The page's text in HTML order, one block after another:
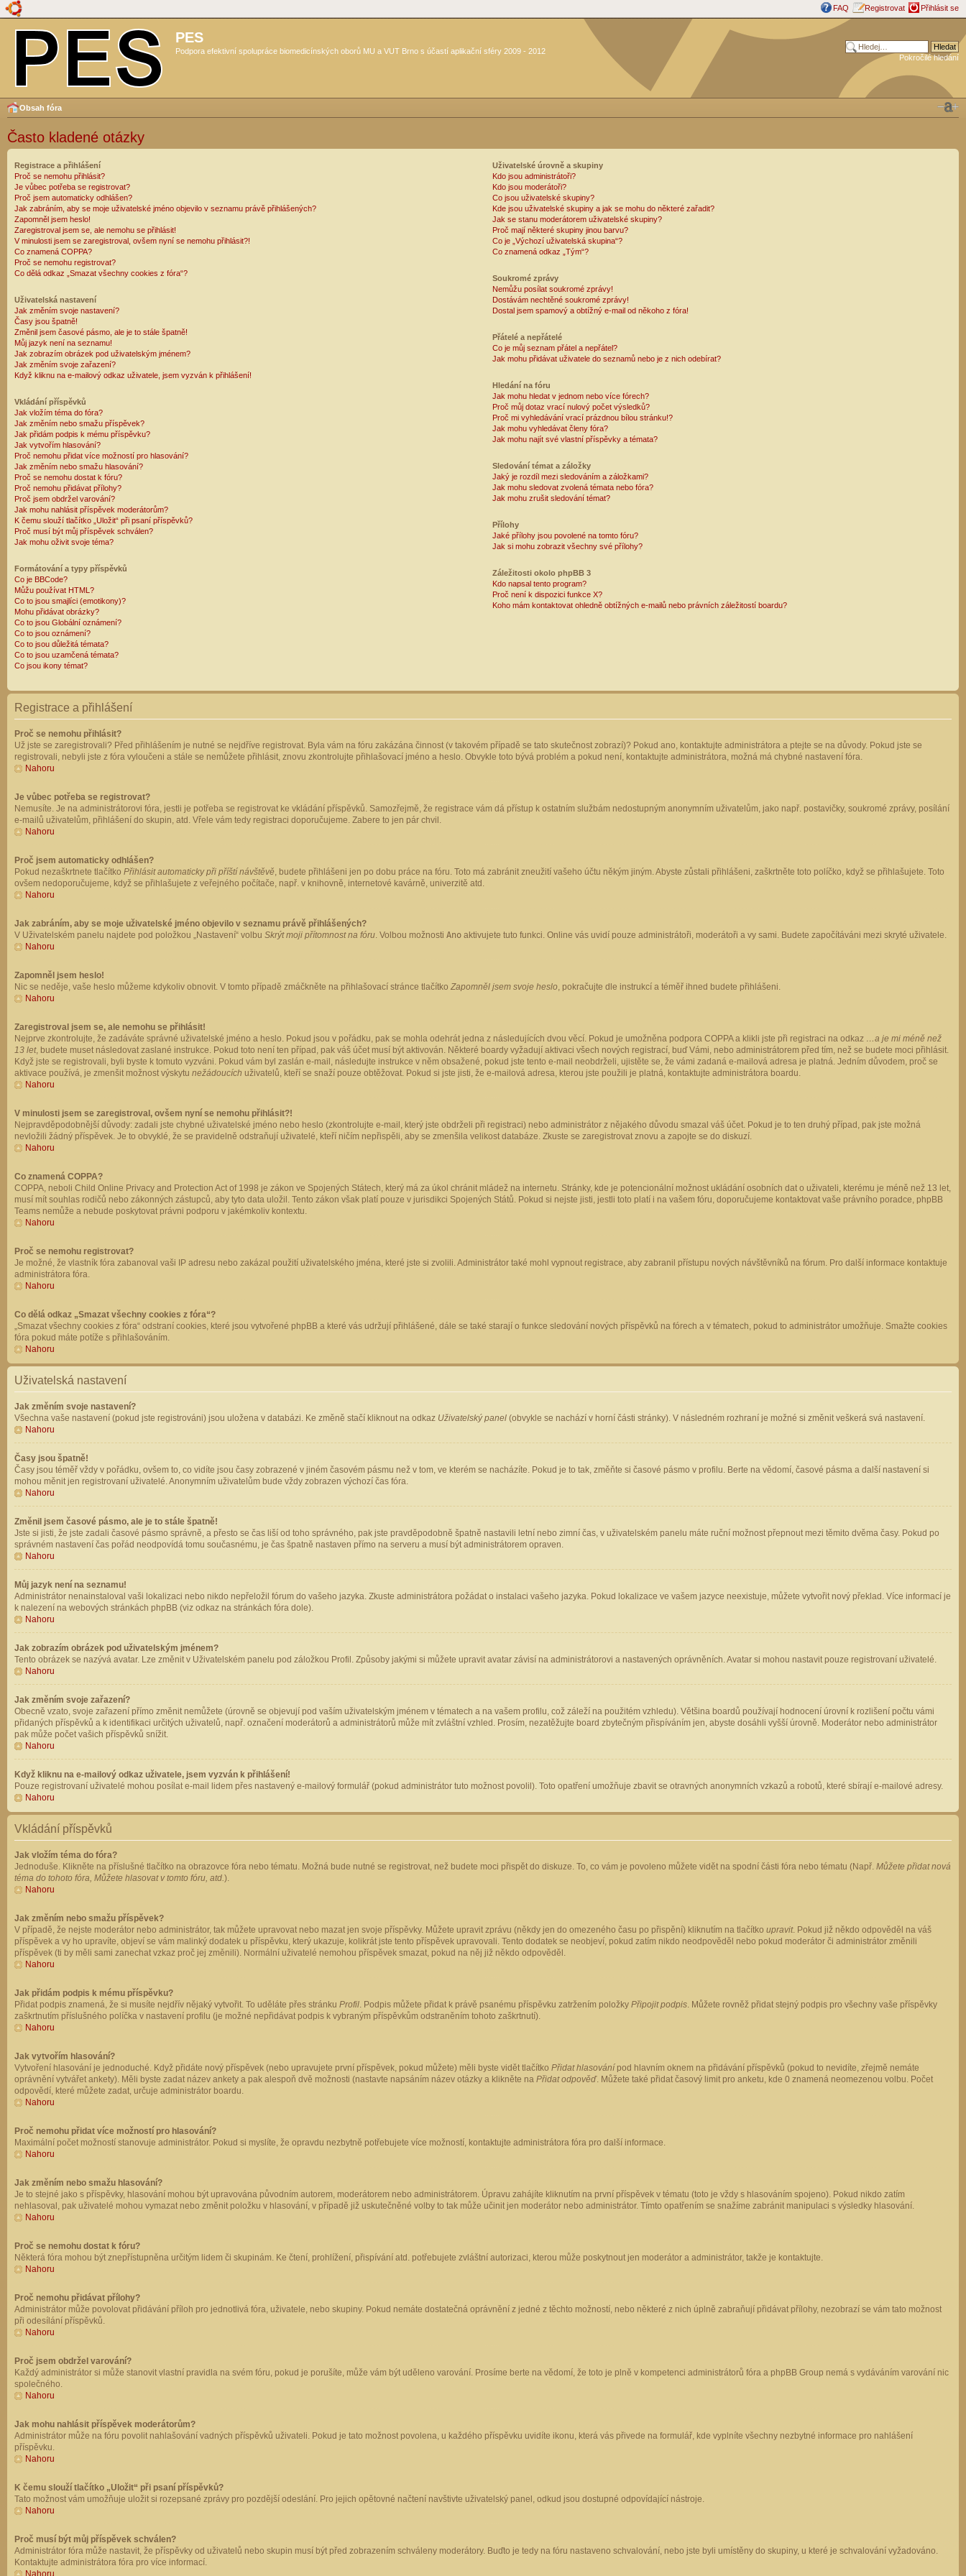
FAQ Registrovat Přihlásit se
PES
Podpora efektivní spolupráce biomedicínských oborů MU a VUT Brno s účastí aplikační sféry 2009 - 2012
Pokročilé hledání
Obsah fóra
Často kladené otázky
Registrace a přihlášení
Proč se nemohu přihlásit?
Je vůbec potřeba se registrovat?
Proč jsem automaticky odhlášen?
Jak zabráním, aby se moje uživatelské jméno objevilo v seznamu právě přihlášených?
Zapomněl jsem heslo!
Zaregistroval jsem se, ale nemohu se přihlásit!
V minulosti jsem se zaregistroval, ovšem nyní se nemohu přihlásit?!
Co znamená COPPA?
Proč se nemohu registrovat?
Co dělá odkaz „Smazat všechny cookies z fóra“?
Uživatelská nastavení
Jak změním svoje nastavení?
Časy jsou špatně!
Změnil jsem časové pásmo, ale je to stále špatně!
Můj jazyk není na seznamu!
Jak zobrazím obrázek pod uživatelským jménem?
Jak změním svoje zařazení?
Když kliknu na e-mailový odkaz uživatele, jsem vyzván k přihlášení!
Vkládání příspěvků
Jak vložím téma do fóra?
Jak změním nebo smažu příspěvek?
Jak přidám podpis k mému příspěvku?
Jak vytvořím hlasování?
Proč nemohu přidat více možností pro hlasování?
Jak změním nebo smažu hlasování?
Proč se nemohu dostat k fóru?
Proč nemohu přidávat přílohy?
Proč jsem obdržel varování?
Jak mohu nahlásit příspěvek moderátorům?
K čemu slouží tlačítko „Uložit“ při psaní příspěvků?
Proč musí být můj příspěvek schválen?
Jak mohu oživit svoje téma?
Formátování a typy příspěvků
Co je BBCode?
Můžu používat HTML?
Co to jsou smajlíci (emotikony)?
Mohu přidávat obrázky?
Co to jsou Globální oznámení?
Co to jsou oznámení?
Co to jsou důležitá témata?
Co to jsou uzamčená témata?
Co jsou ikony témat?
Uživatelské úrovně a skupiny
Kdo jsou administrátoři?
Kdo jsou moderátoři?
Co jsou uživatelské skupiny?
Kde jsou uživatelské skupiny a jak se mohu do některé zařadit?
Jak se stanu moderátorem uživatelské skupiny?
Proč mají některé skupiny jinou barvu?
Co je „Výchozí uživatelská skupina“?
Co znamená odkaz „Tým“?
Soukromé zprávy
Nemůžu posílat soukromé zprávy!
Dostávám nechtěné soukromé zprávy!
Dostal jsem spamový a obtížný e-mail od někoho z fóra!
Přátelé a nepřátelé
Co je můj seznam přátel a nepřátel?
Jak mohu přidávat uživatele do seznamů nebo je z nich odebírat?
Hledání na fóru
Jak mohu hledat v jednom nebo více fórech?
Proč můj dotaz vrací nulový počet výsledků?
Proč mi vyhledávání vrací prázdnou bílou stránku!?
Jak mohu vyhledávat členy fóra?
Jak mohu najít své vlastní příspěvky a témata?
Sledování témat a záložky
Jaký je rozdíl mezi sledováním a záložkami?
Jak mohu sledovat zvolená témata nebo fóra?
Jak mohu zrušit sledování témat?
Přílohy
Jaké přílohy jsou povolené na tomto fóru?
Jak si mohu zobrazit všechny své přílohy?
Záležitosti okolo phpBB 3
Kdo napsal tento program?
Proč není k dispozici funkce X?
Koho mám kontaktovat ohledně obtížných e-mailů nebo právních záležitostí boardu?
Registrace a přihlášení
Proč se nemohu přihlásit?
Už jste se zaregistrovali? Před přihlášením je nutné se nejdříve registrovat. Byla vám na fóru zakázána činnost (v takovém případě se tato skutečnost zobrazí)? Pokud ano, kontaktujte administrátora a ptejte se na důvody. Pokud jste se
registrovali, nebyli jste z fóra vyloučeni a stále se nemůžete přihlásit, znovu zkontrolujte přihlašovací jméno a heslo. Obvykle toto bývá problém a pokud není, kontaktujte administrátora, možná má chybné nastavení fóra.
Nahoru
Je vůbec potřeba se registrovat?
Nemusíte. Je na administrátorovi fóra, jestli je potřeba se registrovat ke vkládání příspěvků. Samozřejmě, že registrace vám dá přístup k ostatním službám nedostupným anonymním uživatelům, jako např. postavičky, soukromé zprávy, posílání
e-mailů uživatelům, přihlášení do skupin, atd. Vřele vám tedy registraci doporučujeme. Zabere to jen pár chvil.
Nahoru
Proč jsem automaticky odhlášen?
Pokud nezaškrtnete tlačítko Přihlásit automaticky při příští návštěvě, budete přihlášeni jen po dobu práce na fóru. Toto má zabránit zneužití vašeho účtu někým jiným. Abyste zůstali přihlášeni, zaškrtněte toto políčko, když se přihlašujete. Toto
ovšem nedoporučujeme, když se přihlašujete z veřejného počítače, např. v knihovně, internetové kavárně, univerzitě atd.
Nahoru
Jak zabráním, aby se moje uživatelské jméno objevilo v seznamu právě přihlášených?
V Uživatelském panelu najdete pod položkou „Nastavení“ volbu Skrýt moji přítomnost na fóru. Volbou možnosti Ano aktivujete tuto funkci. Online vás uvidí pouze administrátoři, moderátoři a vy sami. Budete započítáváni mezi skryté uživatele.
Nahoru
Zapomněl jsem heslo!
Nic se neděje, vaše heslo můžeme kdykoliv obnovit. V tomto případě zmáčkněte na přihlašovací stránce tlačítko Zapomněl jsem svoje heslo, pokračujte dle instrukcí a téměř ihned budete přihlášeni.
Nahoru
Zaregistroval jsem se, ale nemohu se přihlásit!
Nejprve zkontrolujte, že zadáváte správné uživatelské jméno a heslo. Pokud jsou v pořádku, pak se mohla odehrát jedna z následujících dvou věcí. Pokud je umožněna podpora COPPA a klikli jste při registraci na odkaz …a je mi méně než
13 let, budete muset následovat zaslané instrukce. Pokud toto není ten případ, pak váš účet musí být aktivován. Některé boardy vyžadují aktivaci všech nových registrací, buď Vámi, nebo administrátorem před tím, než se budete moci přihlásit.
Když jste se registrovali, byli byste k tomuto vyzváni. Pokud vám byl zaslán e-mail, následujte instrukce v něm obsažené, pokud jste tento e-mail neobdrželi, ujistěte se, že vámi zadaná e-mailová adresa je platná. Jedním důvodem, proč se
aktivace používá, je zmenšit možnost výskytu nežádoucích uživatelů, kteří se snaží pouze obtěžovat. Pokud si jste jisti, že e-mailová adresa, kterou jste použili je platná, kontaktujte administrátora boardu.
Nahoru
V minulosti jsem se zaregistroval, ovšem nyní se nemohu přihlásit?!
Nejpravděpodobnější důvody: zadali jste chybné uživatelské jméno nebo heslo (zkontrolujte e-mail, který jste obdrželi při registraci) nebo administrátor z nějakého důvodu smazal váš účet. Pokud je to ten druhý případ, pak jste možná
nevložili žádný příspěvek. Je to obvyklé, že se pravidelně odstraňují uživatelé, kteří ničím nepřispěli, aby se zmenšila velikost databáze. Zkuste se zaregistrovat znovu a zapojte se do diskuzí.
Nahoru
Co znamená COPPA?
COPPA, neboli Child Online Privacy and Protection Act of 1998 je zákon ve Spojených Státech, který má za úkol chránit mládež na internetu. Stránky, kde je potencionální možnost ukládání osobních dat o uživateli, kterému je méně než 13 let,
musí mít souhlas rodičů nebo zákonných zástupců, aby tyto data uložil. Tento zákon však platí pouze v jurisdikci Spojených Států. Pokud si nejste jisti, jestli toto platí i na vašem fóru, doporučujeme kontaktovat vaše právního poradce, phpBB
Teams nemůže a nebude poskytovat právni podporu v jakémkoliv kontextu.
Nahoru
Proč se nemohu registrovat?
Je možné, že vlastník fóra zabanoval vaši IP adresu nebo zakázal použití uživatelského jména, které jste si zvolili. Administrátor také mohl vypnout registrace, aby zabranil přístupu nových návštěvníků na fórum. Pro další informace kontaktuje
administrátora fóra.
Nahoru
Co dělá odkaz „Smazat všechny cookies z fóra“?
„Smazat všechny cookies z fóra“ odstraní cookies, které jsou vytvořené phpBB a které vás udržují přihlášené, dále se také starají o funkce sledování nových příspěvků na fórech a v tématech, pokud to administrátor umožňuje. Smažte cookies
fóra pokud máte potíže s přihlašováním.
Nahoru
Uživatelská nastavení
Jak změním svoje nastavení?
Všechna vaše nastavení (pokud jste registrováni) jsou uložena v databázi. Ke změně stačí kliknout na odkaz Uživatelský panel (obvykle se nachází v horní části stránky). V následném rozhraní je možné si změnit veškerá svá nastavení.
Nahoru
Časy jsou špatně!
Časy jsou téměř vždy v pořádku, ovšem to, co vidíte jsou časy zobrazené v jiném časovém pásmu než v tom, ve kterém se nacházíte. Pokud je to tak, změňte si časové pásmo v profilu. Berte na vědomí, časové pásma a další nastavení si
mohou měnit jen registrovaní uživatelé. Anonymním uživatelům bude vždy zobrazen výchozí čas fóra.
Nahoru
Změnil jsem časové pásmo, ale je to stále špatně!
Jste si jisti, že jste zadali časové pásmo správně, a přesto se čas liší od toho správného, pak jste pravděpodobně špatně nastavili letní nebo zimní čas, v uživatelském panelu máte ruční možnost přepnout mezi těmito dvěma časy. Pokud po
správném nastavení čas pořád neodpovídá tomu současnému, je čas špatně nastaven přímo na serveru a musí být administrátorem opraven.
Nahoru
Můj jazyk není na seznamu!
Administrátor nenainstaloval vaši lokalizaci nebo nikdo nepřeložil fórum do vašeho jazyka. Zkuste administrátora požádat o instalaci vašeho jazyka. Pokud lokalizace ve vašem jazyce neexistuje, můžete vytvořit nový překlad. Více informací je
k nalezení na webových stránkách phpBB (viz odkaz na stránkách fóra dole).
Nahoru
Jak zobrazím obrázek pod uživatelským jménem?
Tento obrázek se nazývá avatar. Lze změnit v Uživatelském panelu pod záložkou Profil. Způsoby jakými si můžete upravit avatar závisí na administrátorovi a nastavených oprávněních. Avatar si mohou nastavit pouze registrovaní uživatelé.
Nahoru
Jak změním svoje zařazení?
Obecně vzato, svoje zařazení přímo změnit nemůžete (úrovně se objevují pod vaším uživatelským jménem v tématech a na vašem profilu, což záleží na použitém vzhledu). Většina boardů používají hodnocení úrovní k rozlišení počtu vámi
přidaných příspěvků a k identifikaci určitých uživatelů, např. označení moderátorů a administrátorů může mít zvláštní vzhled. Prosím, nezatěžujte board zbytečným přispíváním jen, abyste dosáhli vyšší úrovně. Moderátor nebo administrátor
pak může počet vašich příspěvků snížit.
Nahoru
Když kliknu na e-mailový odkaz uživatele, jsem vyzván k přihlášení!
Pouze registrovaní uživatelé mohou posílat e-mail lidem přes nastavený e-mailový formulář (pokud administrátor tuto možnost povolil). Toto opatření umožňuje zbavit se otravných anonymních vzkazů a robotů, které sbírají e-mailové adresy.
Nahoru
Vkládání příspěvků
Jak vložím téma do fóra?
Jednoduše. Klikněte na příslušné tlačítko na obrazovce fóra nebo tématu. Možná bude nutné se registrovat, než budete moci přispět do diskuze. To, co vám je povoleno můžete vidět na spodní části fóra nebo tématu (Např. Můžete přidat nová
téma do tohoto fóra, Můžete hlasovat v tomto fóru, atd.).
Nahoru
Jak změním nebo smažu příspěvek?
V případě, že nejste moderátor nebo administrátor, tak můžete upravovat nebo mazat jen svoje příspěvky. Můžete upravit zprávu (někdy jen do omezeného času po přispění) kliknutím na tlačítko upravit. Pokud již někdo odpověděl na váš
příspěvek a vy ho upravíte, objeví se vám malinký dodatek u příspěvku, který ukazuje, kolikrát jste tento příspěvek upravovali. Tento dodatek se neobjeví, pokud zatím nikdo neodpověděl nebo pokud moderátor či administrátor změnili
příspěvek (ti by měli sami zanechat vzkaz proč jej změnili). Normální uživatelé nemohou příspěvek smazat, pokud na něj již někdo odpověděl.
Nahoru
Jak přidám podpis k mému příspěvku?
Přidat podpis znamená, že si musíte nejdřív nějaký vytvořit. To uděláte přes stránku Profil. Podpis můžete přidat k právě psanému příspěvku zatržením položky Připojit podpis. Můžete rovněž přidat stejný podpis pro všechny vaše příspěvky
zaškrtnutím příslušného políčka v nastavení profilu (je možné nepřidávat podpis k vybraným příspěvkům odstraněním tohoto zaškrtnutí).
Nahoru
Jak vytvořím hlasování?
Vytvoření hlasování je jednoduché. Když přidáte nový příspěvek (nebo upravujete první příspěvek, pokud můžete) měli byste vidět tlačítko Přidat hlasování pod hlavním oknem na přidávání příspěvků (pokud to nevidíte, zřejmě nemáte
oprávnění vytvářet ankety). Měli byste zadat název ankety a pak alespoň dvě možnosti (nastavte napsáním název otázky a klikněte na Přidat odpověď. Můžete také přidat časový limit pro anketu, kde 0 znamená neomezenou volbu. Počet
odpovědí, které můžete zadat, určuje administrátor boardu.
Nahoru
Proč nemohu přidat více možností pro hlasování?
Maximální počet možností stanovuje administrátor. Pokud si myslíte, že opravdu nezbytně potřebujete více možností, kontaktujte administrátora fóra pro další informace.
Nahoru
Jak změním nebo smažu hlasování?
Je to stejné jako s příspěvky, hlasování mohou být upravována původním autorem, moderátorem nebo administrátorem. Úpravu zahájíte kliknutím na první příspěvek v tématu (toto je vždy s hlasováním spojeno). Pokud nikdo zatím
nehlasoval, pak uživatelé mohou vymazat nebo změnit položku v hlasování, v případě již uskutečněné volby to tak může učinit jen moderátor nebo administrátor. Tímto opatřením se snažíme zabránit manipulaci s výsledky hlasování.
Nahoru
Proč se nemohu dostat k fóru?
Některá fóra mohou být znepřístupněna určitým lidem či skupinám. Ke čtení, prohlížení, přispívání atd. potřebujete zvláštní autorizaci, kterou může poskytnout jen moderátor a administrátor, takže je kontaktujte.
Nahoru
Proč nemohu přidávat přílohy?
Administrátor může povolovat přidávání příloh pro jednotlivá fóra, uživatele, nebo skupiny. Pokud nemáte dostatečná oprávnění z jedné z těchto možností, nebo některé z nich úplně zabraňují přidávat přílohy, nezobrazí se vám tato možnost
při odesílání příspěvků.
Nahoru
Proč jsem obdržel varování?
Každý administrátor si může stanovit vlastní pravidla na svém fóru, pokud je porušíte, může vám být uděleno varování. Prosíme berte na vědomí, že toto je plně v kompetenci administrátorů fóra a phpBB Group nemá s vydáváním varování nic
společného.
Nahoru
Jak mohu nahlásit příspěvek moderátorům?
Administrátor může na fóru povolit nahlašování vadných příspěvků uživateli. Pokud je tato možnost povolena, u každého příspěvku uvidíte ikonu, která vás přivede na formulář, kde vyplníte všechny nezbytné informace pro nahlášení
příspěvku.
Nahoru
K čemu slouží tlačítko „Uložit“ při psaní příspěvků?
Tato možnost vám umožňuje uložit si rozepsané zprávy pro pozdější odeslání. Pro jejich opětovné načtení navštivte uživatelský panel, odkud jsou dostupné odpovídající nástroje.
Nahoru
Proč musí být můj příspěvek schválen?
Administrátor fóra může nastavit, že příspěvky od uživatelů nebo skupin musí být před zobrazením schváleny moderátory. Buďto je tedy na fóru nastaveno schvalování, nebo jste byli umístěny do skupiny, u které je schvalování vyžadováno.
Kontaktujte administrátora fóra pro více informací.
Nahoru